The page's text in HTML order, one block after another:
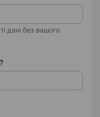
дані без вашого